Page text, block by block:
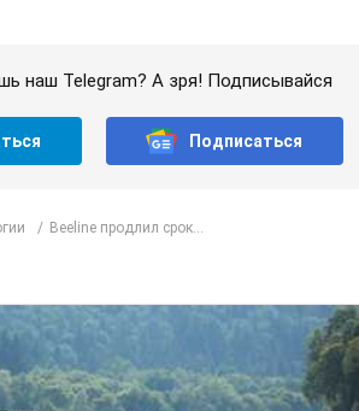
наш Telegram? А зря! Подписывайся
Подписаться
Beeline продлил срок...